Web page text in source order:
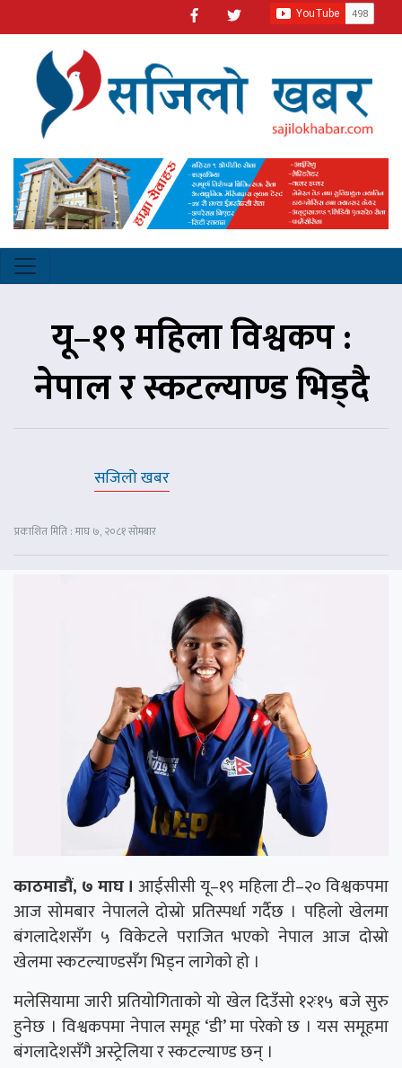
यू–१९ महिला विश्वकप :
नेपाल र स्कटल्याण्ड भिड्दै
सजिलो खबर
प्रकाशित मिति : माघ ७, २०८१ सोमबार
काठमाडौं, ७ माघ । आईसीसी यू–१९ महिला टी–२० विश्वकपमा
आज सोमबार नेपालले दोस्रो प्रतिस्पर्धा गर्दैछ । पहिलो खेलमा
बंगलादेशसँग ५ विकेटले पराजित भएको नेपाल आज दोस्रो
खेलमा स्कटल्याण्डसँग भिड्न लागेको हो ।
मलेसियामा जारी प्रतियोगिताको यो खेल दिउँसो १२ः१५ बजे सुरु
हुनेछ । विश्वकपमा नेपाल समूह ‘डी’ मा परेको छ । यस समूहमा
बंगलादेशसँगै अस्ट्रेलिया र स्कटल्याण्ड छन् ।